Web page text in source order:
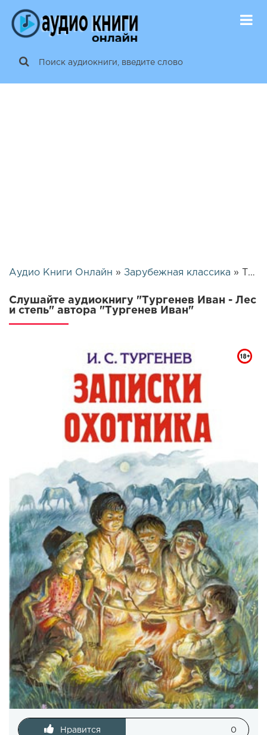
Аудио Книги Онлайн » Зарубежная классика » Тургенев Иван - Лес и степь | 12974
Слушайте аудиокнигу "Тургенев Иван - Лес
и степь" автора "Тургенев Иван"
Нравится 0